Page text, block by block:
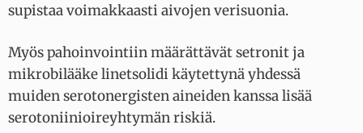
supistaa voimakkaasti aivojen verisuonia.
Myös pahoinvointiin määrättävät setronit ja
mikrobilääke linetsolidi käytettynä yhdessä
muiden serotonergisten aineiden kanssa lisää
serotoniinioireyhtymän riskiä.